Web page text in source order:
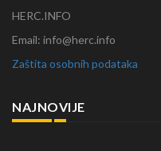
HERC.INFO
Email: info@herc.info
Zaštita osobnih podataka
NAJNOVIJE